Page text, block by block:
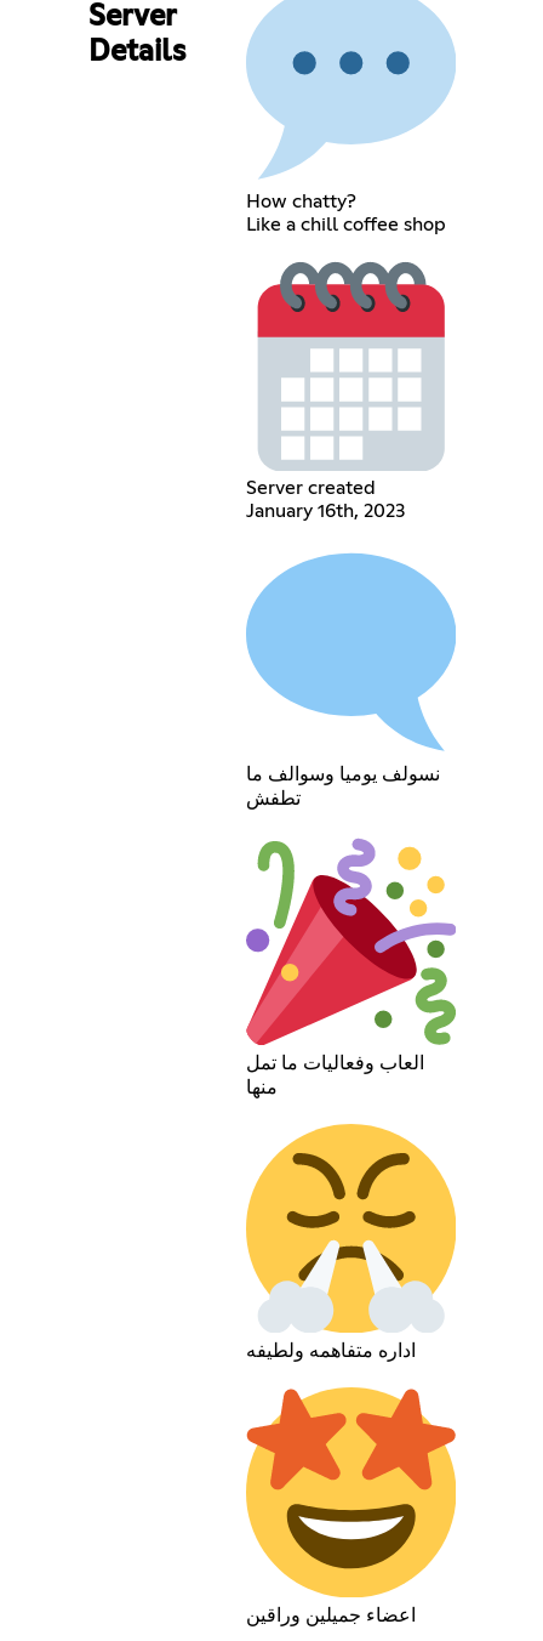
Server
Details
How chatty?
Like a chill coffee shop
Server created
January 16th, 2023
نسولف يوميا وسوالف ما
تطفش
العاب وفعاليات ما تمل
منها
اداره متفاهمه ولطيفه
اعضاء جميلين وراقين